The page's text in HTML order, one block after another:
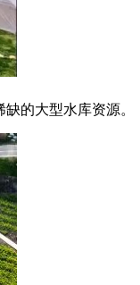
的大型水库资源。